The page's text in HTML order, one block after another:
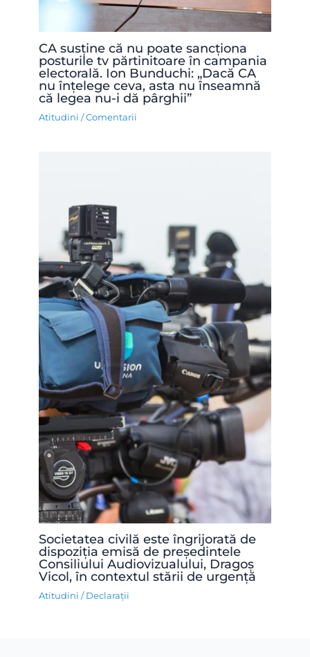
CA susține că nu poate sancționa
posturile tv părtinitoare în campania
electorală. Ion Bunduchi: „Dacă CA
nu înțelege ceva, asta nu înseamnă
că legea nu-i dă pârghii”
Atitudini /Comentarii
Societatea civilă este îngrijorată de
dispoziția emisă de președintele
Consiliului Audiovizualului, Dragoș
Vicol, în contextul stării de urgență
Atitudini / Declarații